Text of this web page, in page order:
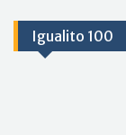
Igualito 100